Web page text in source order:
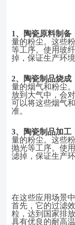
1、 陶瓷原料制备
量的粉尘。这些
等工序。使用玻
掉，保证生产环
2、 陶瓷制品烧成
量的烟气和粉尘
放到大气中，会
可以将这些烟气
准。
3、 陶瓷制品加工
量的粉尘。这些
抛光等工序。使
滤掉，保证生产
在这些应用场景
首先，它的过滤
粒，达到国家排
具有优良的耐高